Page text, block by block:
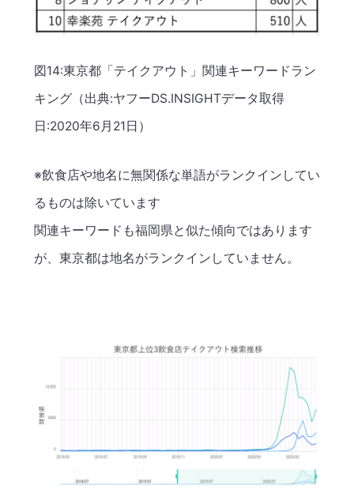
図14:東京都「テイクアウト」関連キーワードラン
キング（出典:ヤフーDS.INSIGHTデータ取得
日:2020年6月21日）
※飲食店や地名に無関係な単語がランクインしてい
るものは除いています
関連キーワードも福岡県と似た傾向ではあります
が、東京都は地名がランクインしていません。